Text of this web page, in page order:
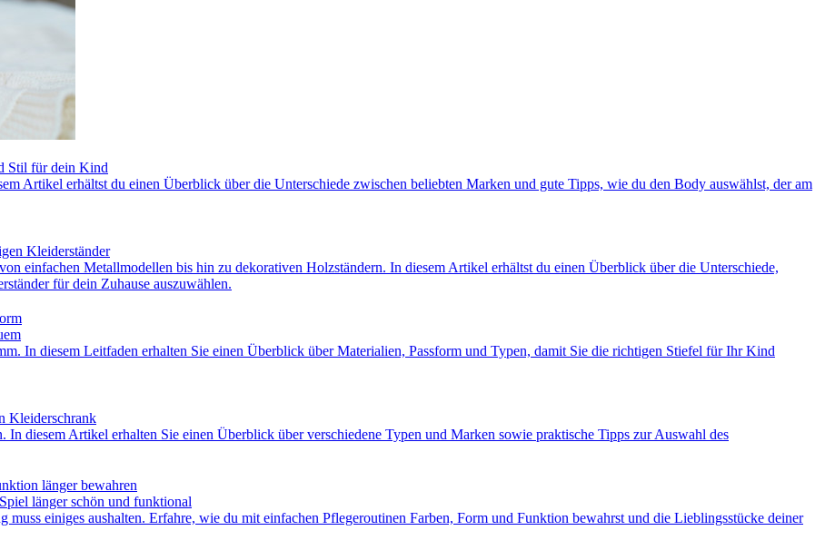
Stil für dein Kind
Artikel erhältst du einen Überblick über die Unterschiede zwischen beliebten Marken und gute Tipps, wie du den Body auswählst, der am
Kleiderständer
einfachen Metallmodellen bis hin zu dekorativen Holzständern. In diesem Artikel erhältst du einen Überblick über die Unterschiede,
für dein Zuhause auszuwählen.
In diesem Leitfaden erhalten Sie einen Überblick über Materialien, Passform und Typen, damit Sie die richtigen Stiefel für Ihr Kind
Kleiderschrank
diesem Artikel erhalten Sie einen Überblick über verschiedene Typen und Marken sowie praktische Tipps zur Auswahl des
länger bewahren
länger schön und funktional
einiges aushalten. Erfahre, wie du mit einfachen Pflegeroutinen Farben, Form und Funktion bewahrst und die Lieblingsstücke deiner